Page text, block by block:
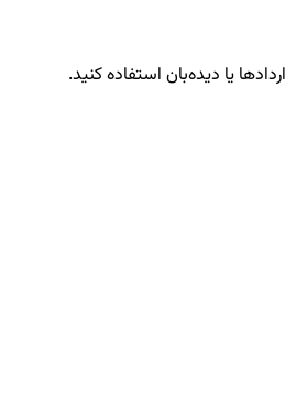
یا دیده‌بان استفاده کنید.